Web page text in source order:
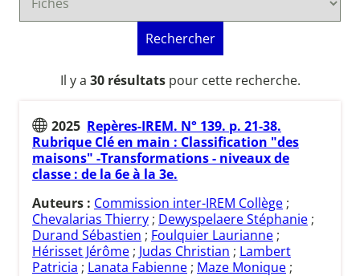
Rechercher
Il y a 30 résultatspour cette recherche.
2025 Repères-IREM. N° 139. p. 21-38.
Rubrique Clé en main : Classification "des
maisons" -Transformations - niveaux de
classe : de la 6e à la 3e.
Auteurs : Commission inter-IREM Collège ;
Chevalarias Thierry ; Dewyspelaere Stéphanie ;
Durand Sébastien ; Foulquier Laurianne ;
Hérisset Jérôme ; Judas Christian ; Lambert
Patricia ; Lanata Fabienne ; Maze Monique ;